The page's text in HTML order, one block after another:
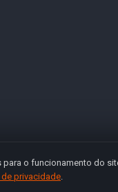
o funcionamento do
privacidade.